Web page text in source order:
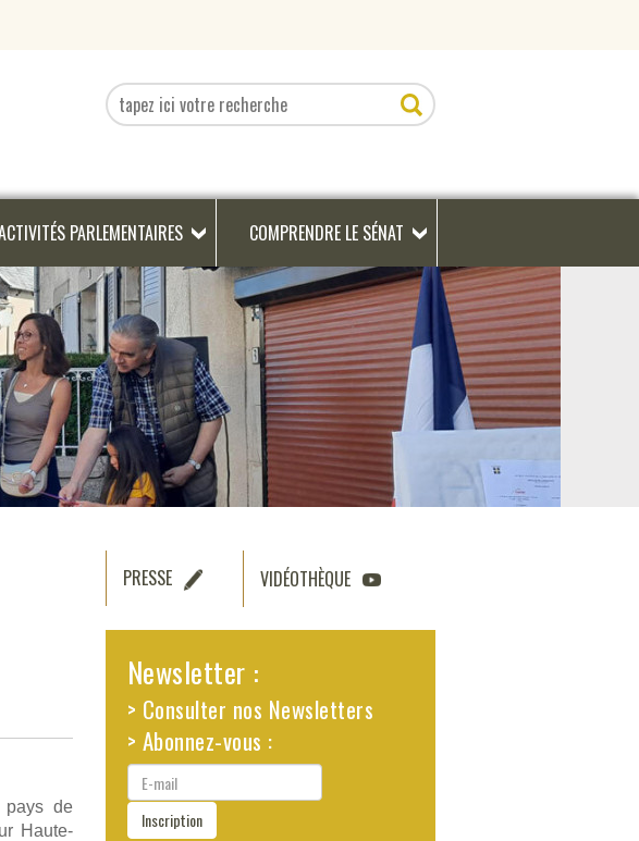
PARLEMENTAIRES COMPRENDRE LE SÉNAT
pays de
Haute-
PRESSE VIDÉOTHÈQUE
Newsletter :
> Consulter nos Newsletters
> Abonnez-vous :
E-
mail
Inscription